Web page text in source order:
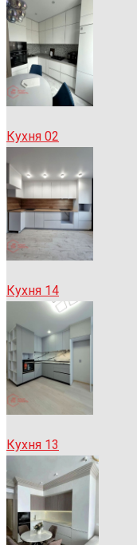
Кухня 02
Кухня 14
Кухня 13